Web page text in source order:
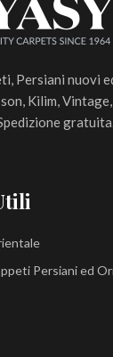
Persiani nuovi
Kilim, Vintage,
Persiani ed